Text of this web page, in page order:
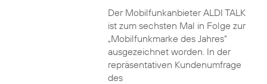
Der Mobilfunkanbieter ALDI TALK
ist zum sechsten Mal in Folge zur
„Mobilfunkmarke des Jahres“
ausgezeichnet worden. In der
repräsentativen Kundenumfrage
des